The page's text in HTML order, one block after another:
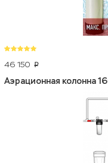
46 150 p
Аэрационная колонна